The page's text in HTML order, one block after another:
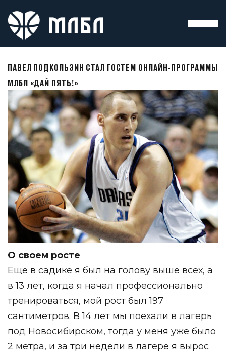
ПАВЕЛ ПОДКОЛЬЗИН СТАЛ ГОСТЕМ ОНЛАЙН-ПРОГРАММЫ
МЛБЛ «ДАЙ ПЯТЬ!»
О своем росте
Еще в садике я был на голову выше всех, а
в 13 лет, когда я начал профессионально
тренироваться, мой рост был 197
сантиметров. В 14 лет мы поехали в лагерь
под Новосибирском, тогда у меня уже было
2 метра, и за три недели в лагере я вырос